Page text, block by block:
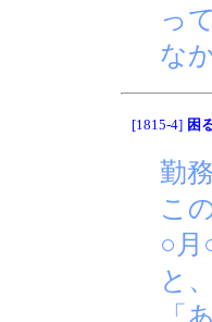
っ
な
[1815-4] 困
勤
こ
○月
と